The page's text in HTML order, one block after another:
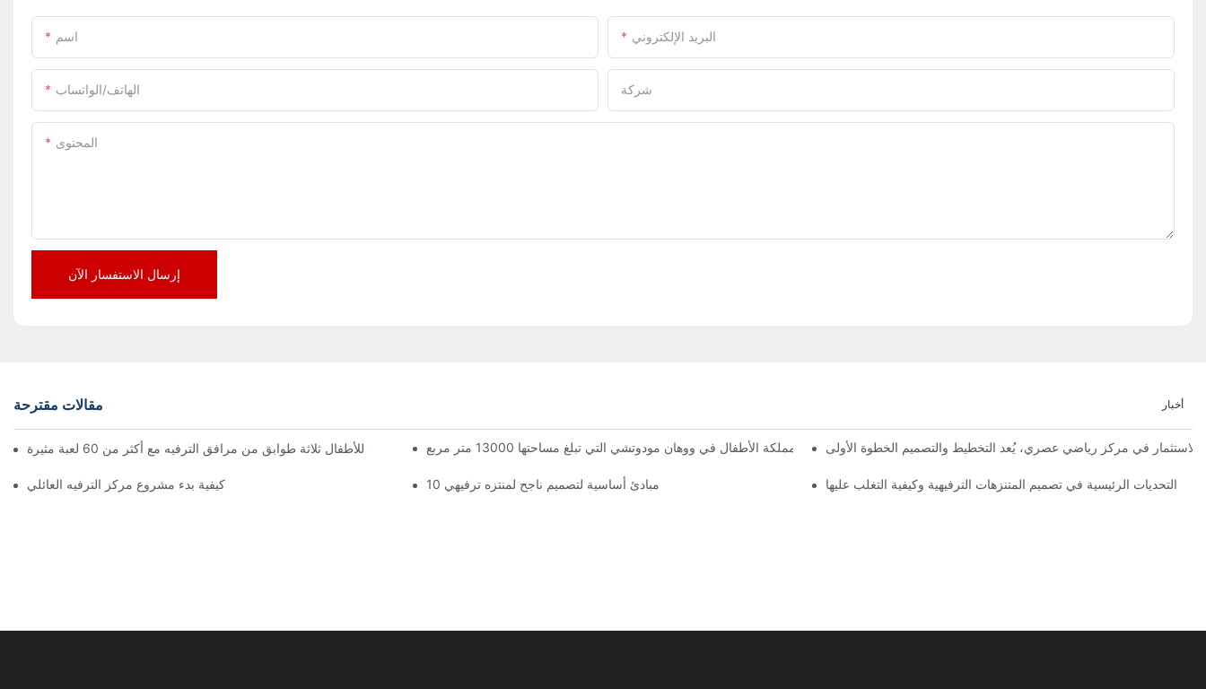
اسم البريد الإلكتروني
الهاتف/الواتساب شركة
المحتوى
إرسال الاستفسار الآن
مقالات مقترحة أخبار
لقد وصلت المملكة العملاقة السحرية! تضم مملكة ووهان مودوتشي للأطفال ثلاثة طوابق من مرافق الترفيه مع أكثر من 60 لعبة مثيرة.
إعلان رسمي | نظرة أولى على تصميم ومراحل بناء مملكة الأطفال في ووهان مودوتشي التي تبلغ مساحتها 13000 متر مربع
كيفية بدء مشروع مركز الترفيه العائلي 10 مبادئ أساسية لتصميم ناجح لمنتزه ترفيهي التحديات الرئيسية في تصميم المتنزهات الترفيهية وكيفية التغلب عليها